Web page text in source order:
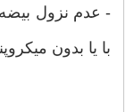
- عدم نزول
با یا بدون